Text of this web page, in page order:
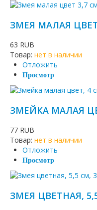
ЗМЕЯ МАЛАЯ ЦВЕТ
63 RUB
Товар: нет в наличии
Отложить
Просмотр
ЗМЕЙКА МАЛАЯ
77 RUB
Товар: нет в наличии
Отложить
Просмотр
ЗМЕЯ ЦВЕТНАЯ,